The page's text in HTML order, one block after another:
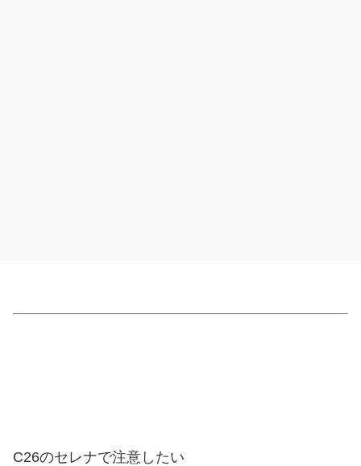
C26のセレナで注意したい